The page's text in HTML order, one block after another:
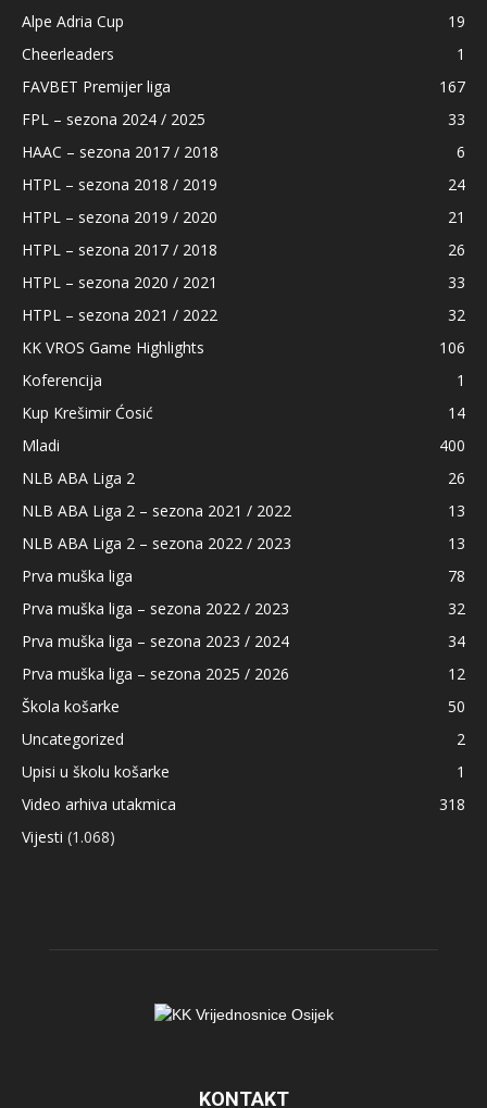
Alpe Adria Cup
19
Cheerleaders
1
FAVBET Premijer liga
167
FPL – sezona 2024 / 2025
33
HAAC – sezona 2017 / 2018
6
HTPL – sezona 2018 / 2019
24
HTPL – sezona 2019 / 2020
21
HTPL – sezona 2017 / 2018
26
HTPL – sezona 2020 / 2021
33
HTPL – sezona 2021 / 2022
32
KK VROS Game Highlights
106
Koferencija
1
Kup Krešimir Ćosić
14
Mladi
400
NLB ABA Liga 2
26
NLB ABA Liga 2 – sezona 2021 / 2022
13
NLB ABA Liga 2 – sezona 2022 / 2023
13
Prva muška liga
78
Prva muška liga – sezona 2022 / 2023
32
Prva muška liga – sezona 2023 / 2024
34
Prva muška liga – sezona 2025 / 2026
12
Škola košarke
50
Uncategorized
2
Upisi u školu košarke
1
Video arhiva utakmica
318
Vijesti (1.068)
KONTAKT